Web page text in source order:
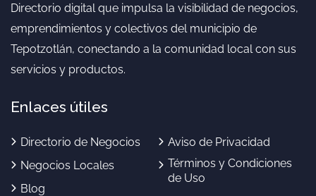
Directorio digital que impulsa la visibilidad de negocios,
emprendimientos y colectivos del municipio de
Tepotzotlán, conectando a la comunidad local con sus
servicios y productos.
Enlaces útiles
Directorio de Negocios
Negocios Locales
Blog
Aviso de Privacidad
Términos y Condiciones
de Uso